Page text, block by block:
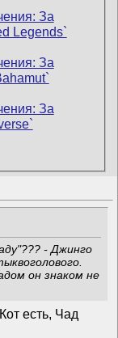
- Джинго
он знаком не
есть, Чад